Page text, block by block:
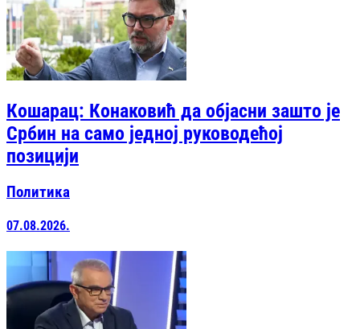
Кошарац: Конаковић да објасни зашто је
Србин на само једној руководећој
позицији
Политика
07.08.2026.